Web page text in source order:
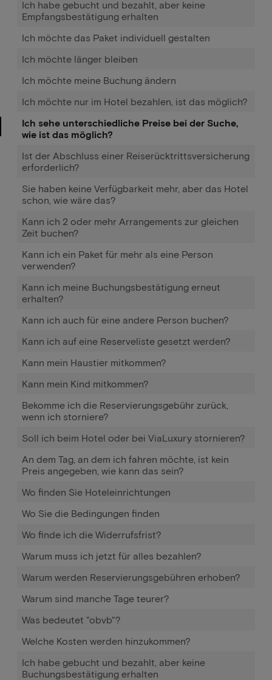
Ich habe gebucht und bezahlt, aber keine
Empfangsbestätigung erhalten
Ich möchte das Paket individuell gestalten
Ich möchte länger bleiben
Ich möchte meine Buchung ändern
Ich möchte nur im Hotel bezahlen, ist das möglich?
Ich sehe unterschiedliche Preise bei der Suche,
wie ist das möglich?
Ist der Abschluss einer Reiserücktrittsversicherung
erforderlich?
Sie haben keine Verfügbarkeit mehr, aber das Hotel
schon, wie wäre das?
Kann ich 2 oder mehr Arrangements zur gleichen
Zeit buchen?
Kann ich ein Paket für mehr als eine Person
verwenden?
Kann ich meine Buchungsbestätigung erneut
erhalten?
Kann ich auch für eine andere Person buchen?
Kann ich auf eine Reserveliste gesetzt werden?
Kann mein Haustier mitkommen?
Kann mein Kind mitkommen?
Bekomme ich die Reservierungsgebühr zurück,
wenn ich storniere?
Soll ich beim Hotel oder bei ViaLuxury stornieren?
An dem Tag, an dem ich fahren möchte, ist kein
Preis angegeben, wie kann das sein?
Wo finden Sie Hoteleinrichtungen
Wo Sie die Bedingungen finden
Wo finde ich die Widerrufsfrist?
Warum muss ich jetzt für alles bezahlen?
Warum werden Reservierungsgebühren erhoben?
Warum sind manche Tage teurer?
Was bedeutet "obvb"?
Welche Kosten werden hinzukommen?
Ich habe gebucht und bezahlt, aber keine
Buchungsbestätigung erhalten